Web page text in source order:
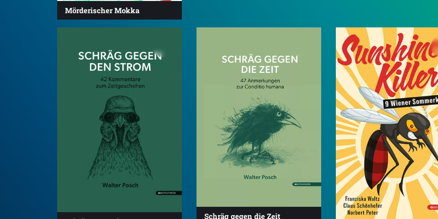
Mörderischer Mokka
Schräg gegen die Zeit